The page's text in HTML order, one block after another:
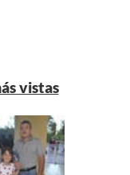
vistas